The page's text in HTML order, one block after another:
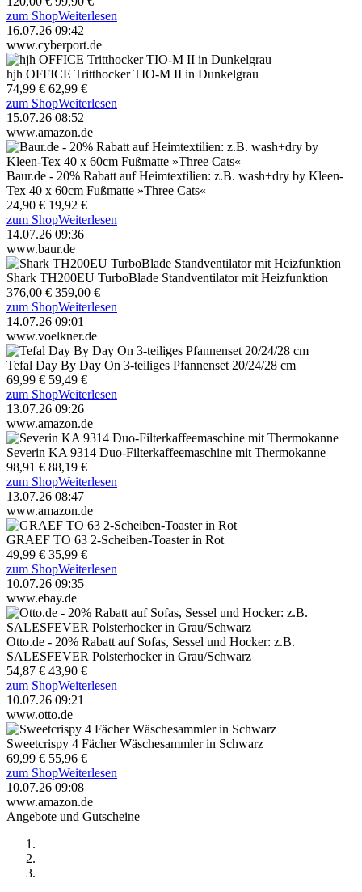
zum ShopWeiterlesen
16.07.26 09:42
www.cyberport.de
hjh OFFICE Tritthocker TIO-M II in Dunkelgrau
74,99 € 62,99 €
zum ShopWeiterlesen
15.07.26 08:52
www.amazon.de
Baur.de - 20% Rabatt auf Heimtextilien: z.B. wash+dry by Kleen-
Tex 40 x 60cm Fußmatte »Three Cats«
24,90 € 19,92 €
zum ShopWeiterlesen
14.07.26 09:36
www.baur.de
Shark TH200EU TurboBlade Standventilator mit Heizfunktion
376,00 € 359,00 €
zum ShopWeiterlesen
14.07.26 09:01
www.voelkner.de
Tefal Day By Day On 3-teiliges Pfannenset 20/24/28 cm
69,99 € 59,49 €
zum ShopWeiterlesen
13.07.26 09:26
www.amazon.de
Severin KA 9314 Duo-Filterkaffeemaschine mit Thermokanne
98,91 € 88,19 €
zum ShopWeiterlesen
13.07.26 08:47
www.amazon.de
GRAEF TO 63 2-Scheiben-Toaster in Rot
49,99 € 35,99 €
zum ShopWeiterlesen
10.07.26 09:35
www.ebay.de
Otto.de - 20% Rabatt auf Sofas, Sessel und Hocker: z.B.
SALESFEVER Polsterhocker in Grau/Schwarz
54,87 € 43,90 €
zum ShopWeiterlesen
10.07.26 09:21
www.otto.de
Sweetcrispy 4 Fächer Wäschesammler in Schwarz
69,99 € 55,96 €
zum ShopWeiterlesen
10.07.26 09:08
www.amazon.de
Angebote und Gutscheine